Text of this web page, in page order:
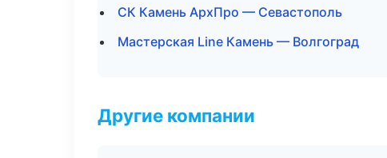
СК Камень АрхПро — Севастополь
Мастерская Line Камень — Волгоград
Другие компании